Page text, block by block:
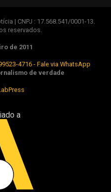
| CNPJ : 17.568.541/0001-13.
reservados.
de 2011
4716 - Fale via WhatsApp
de verdade
a